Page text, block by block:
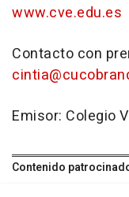
www.cve.edu.es
Contacto con
Emisor: Colegio
Contenido